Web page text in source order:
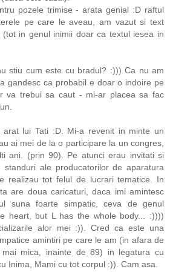
pozele trimise - arata genial :D raftul
pe care le aveau, am vazut si text
(tot in genul inimii doar ca textul iesea in
stiu cum este cu bradul? :))) Ca nu am
gandesc ca probabil e doar o indoire pe
va trebui sa caut - mi-ar placea sa fac
lui Tati :D. Mi-a revenit in minte un
ai mei de la o participare la un congres,
ani. (prin 90). Pe atunci erau invitati si
ale producatorilor de aparatura
realizau tot felul de lucrari tematice. In
are doua caricaturi, daca imi amintesc
suna foarte simpatic, ceva de genul
heart, but L has the whole body... :))))
alor mei :)). Cred ca este una
amintiri pe care le am (in afara de
mica, inainte de 89) in legatura cu
Inima, Mami cu tot corpul :)). Cam asa.